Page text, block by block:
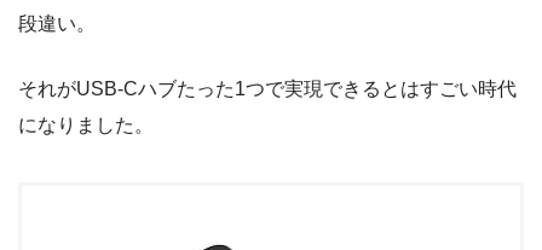
段違い。
それがUSB-Cハブたった1つで実現できるとはすごい時代
になりました。